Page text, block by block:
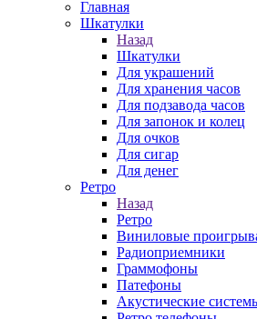
Главная
Шкатулки
Назад
Шкатулки
Для украшений
Для хранения часов
Для подзавода часов
Для запонок и колец
Для очков
Для сигар
Для денег
Ретро
Назад
Ретро
Виниловые
Радиоприемники
Граммофоны
Патефоны
Акустические